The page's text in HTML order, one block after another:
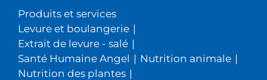
760+
PROFESSIONNELS EN R&D
Produits et services
Levure et boulangerie |
Extrait de levure - salé |
Santé Humaine Angel | Nutrition animale |
Nutrition des plantes |